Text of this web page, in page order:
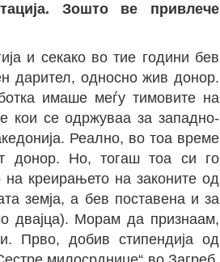
Зошто ве привлече
и секако во тие години бев
дарител, односно жив донор.
имаше меѓу тимовите на
кои се одржуваа за западно-
Реално, во тоа време
донор. Но, тогаш тоа си го
креирањето на законите од
земја, а бев поставена и за
двајца). Морам да признаам,
Прво, добив стипендија од